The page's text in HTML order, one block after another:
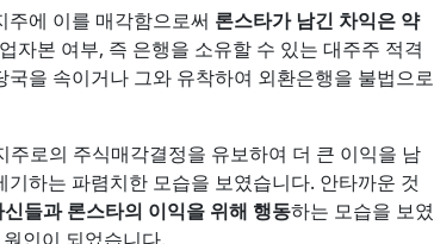
에 이를 매각함으로써 론스타가 남긴 차익은 약
자본 여부, 즉 은행을 소유할 수 있는 대주주 적격
을 속이거나 그와 유착하여 외환은행을 불법으로
로의 주식매각결정을 유보하여 더 큰 이익을 남
하는 파렴치한 모습을 보였습니다. 안타까운 것
들과 론스타의 이익을 위해 행동하는 모습을 보였